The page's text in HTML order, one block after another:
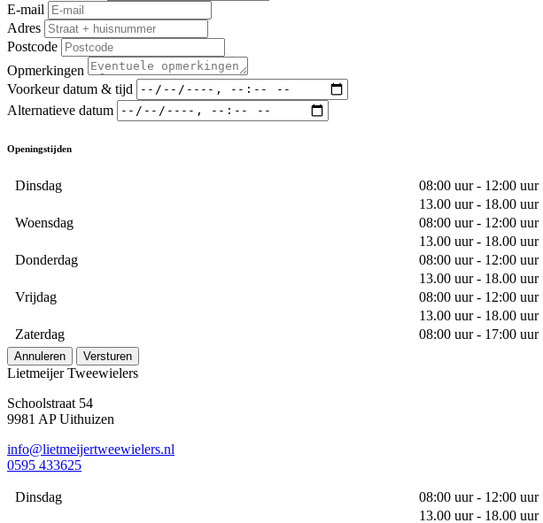
E-mail
Adres
Postcode
Opmerkingen
Voorkeur datum & tijd
Alternatieve datum
Openingstijden
Dinsdag
08:00 uur - 12:00 uur
13.00 uur - 18.00 uur
Woensdag
08:00 uur - 12:00 uur
13.00 uur - 18.00 uur
Donderdag
08:00 uur - 12:00 uur
13.00 uur - 18.00 uur
Vrijdag
08:00 uur - 12:00 uur
13.00 uur - 18.00 uur
Zaterdag
08:00 uur - 17:00 uur
Annuleren Versturen
Lietmeijer Tweewielers
Schoolstraat 54
9981 AP Uithuizen
info@lietmeijertweewielers.nl
0595 433625
Dinsdag
08:00 uur - 12:00 uur
13.00 uur - 18.00 uur